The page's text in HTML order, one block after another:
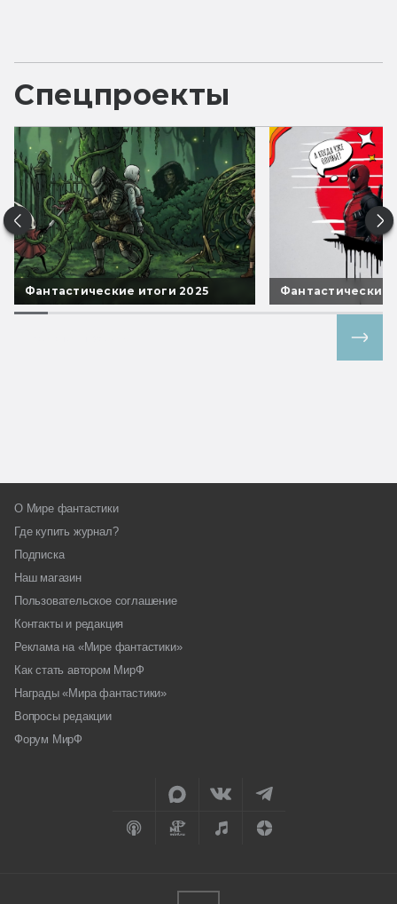
Спецпроекты
Фантастические итоги 2025 Фантастические
О Мире фантастики
Где купить журнал?
Подписка
Наш магазин
Пользовательское соглашение
Контакты и редакция
Реклама на «Мире фантастики»
Как стать автором МирФ
Награды «Мира фантастики»
Вопросы редакции
Форум МирФ